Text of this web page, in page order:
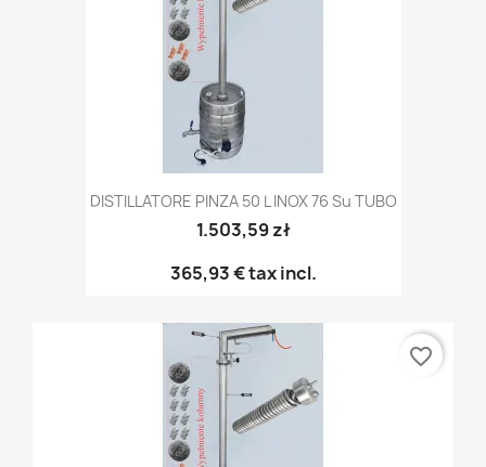
DISTILLATORE PINZA 50 L INOX 76 Su TUBO
1.503,59 zł
365,93 €tax incl.
favorite_border